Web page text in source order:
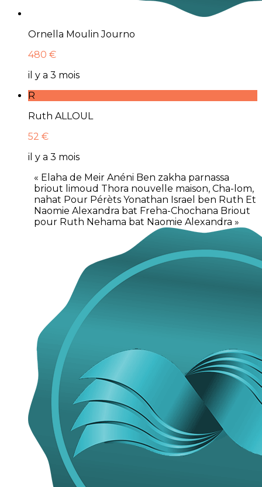
Ornella Moulin Journo
480 €
il y a 3 mois
R
Ruth ALLOUL
52 €
il y a 3 mois
« Elaha de Meir Anéni Ben zakha parnassa
briout limoud Thora nouvelle maison, Cha-lom,
nahat Pour Pérèts Yonathan Israel ben Ruth Et
Naomie Alexandra bat Freha-Chochana Briout
pour Ruth Nehama bat Naomie Alexandra »